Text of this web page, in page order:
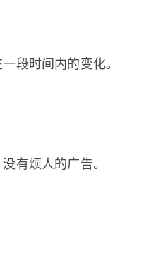
段时间内的变化。
有烦人的广告。